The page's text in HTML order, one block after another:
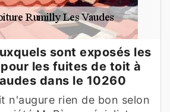
sont exposés les
les fuites de toit à
dans le 10260
n'augure rien de bon selon